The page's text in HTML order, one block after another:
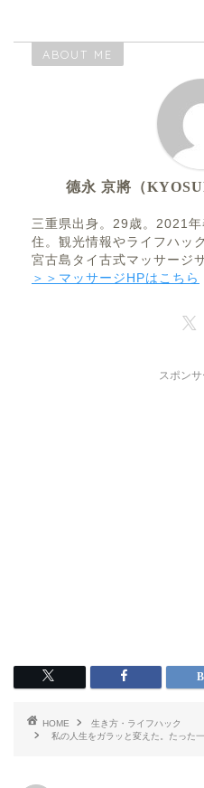
ABOUT ME
德永 京將（
三重県出身。29歳。2021
住。観光情報やライフハッ
宮古島タイ古式マッサージ
＞＞マッサージHPはこちら
スポン
HOME
生き方・ライフハック
私の人生をガラッと変えた。たった